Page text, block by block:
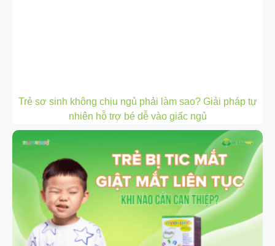
Trẻ sơ sinh không chịu ngủ phải làm sao? Giải pháp tự
nhiên hỗ trợ bé dễ vào giấc ngủ